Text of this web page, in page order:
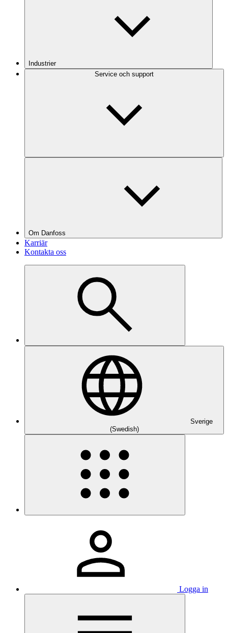
Industrier
Service och support
Om Danfoss
Karriär
Kontakta oss
Sverige
(Swedish)
Logga in